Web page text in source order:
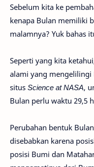
Sebelum kita ke
kenapa Bulan memiliki
malamnya? Yuk bahas
Seperti yang kita
alami yang
situs Science at NASA,
Bulan perlu waktu 29,5
Perubahan bentuk
disebabkan karena
posisi Bumi dan